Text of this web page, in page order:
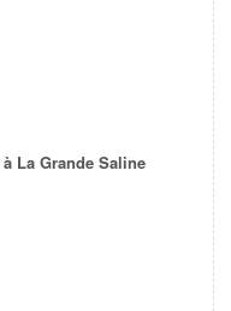
à La Grande Saline